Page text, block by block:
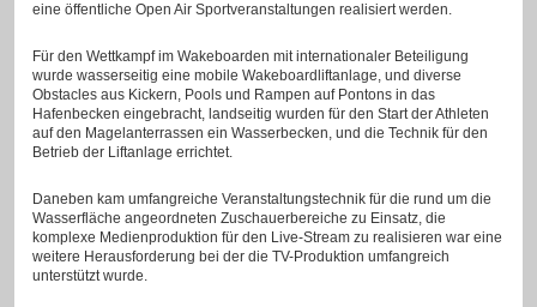
eine öffentliche Open Air Sportveranstaltungen realisiert werden.
Für den Wettkampf im Wakeboarden mit internationaler Beteiligung
wurde wasserseitig eine mobile Wakeboardliftanlage, und diverse
Obstacles aus Kickern, Pools und Rampen auf Pontons in das
Hafenbecken eingebracht, landseitig wurden für den Start der Athleten
auf den Magelanterrassen ein Wasserbecken, und die Technik für den
Betrieb der Liftanlage errichtet.
Daneben kam umfangreiche Veranstaltungstechnik für die rund um die
Wasserfläche angeordneten Zuschauerbereiche zu Einsatz, die
komplexe Medienproduktion für den Live-Stream zu realisieren war eine
weitere Herausforderung bei der die TV-Produktion umfangreich
unterstützt wurde.